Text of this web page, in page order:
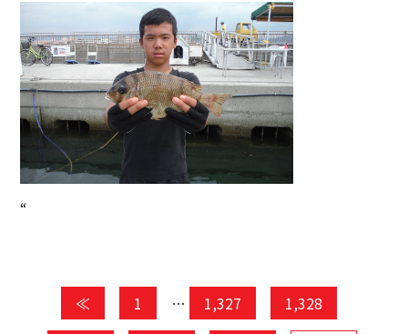
“
≪ 1 … 1,327
1,328